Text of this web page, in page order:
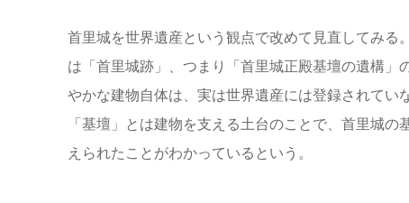
首里城を世界遺産という観点で改めて見直してみ
は「首里城跡」、つまり「首里城正殿基壇の遺構
やかな建物自体は、実は世界遺産には登録されてい
「基壇」とは建物を支える土台のことで、首里城
えられたことがわかっているという。